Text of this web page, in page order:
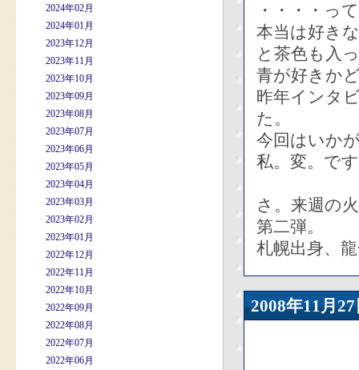
2024年02月
2024年01月
2023年12月
2023年11月
2023年10月
2023年09月
2023年08月
2023年07月
2023年06月
2023年05月
2023年04月
2023年03月
2023年02月
2023年01月
2022年12月
2022年11月
2022年10月
2022年09月
2022年08月
2022年07月
2022年06月
・・・・っ
本当は好き
と茶色も入
青が好きか
昨年インタ
た。
今回はいか
私。変。で
さ。来週の
第二弾。
札幌出身、
2008年11